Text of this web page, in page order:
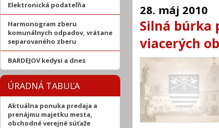
Elektronická podateľňa
Harmonogram zberu
komunálnych odpadov, vrátane
separovaného zberu
BARDEJOV kedysi a dnes
ÚRADNÁ TABUĽA
Aktuálna ponuka predaja a
prenájmu majetku mesta,
obchodné verejné súťaže
28. máj 2010
Silná búrka
viacerých